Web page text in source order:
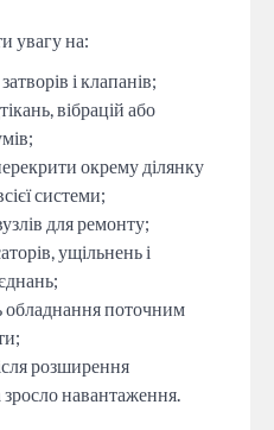
увагу на:
і клапанів;
вібрацій або
окрему ділянку
системи;
для ремонту;
ущільнень і
обладнання поточним
розширення
навантаження.